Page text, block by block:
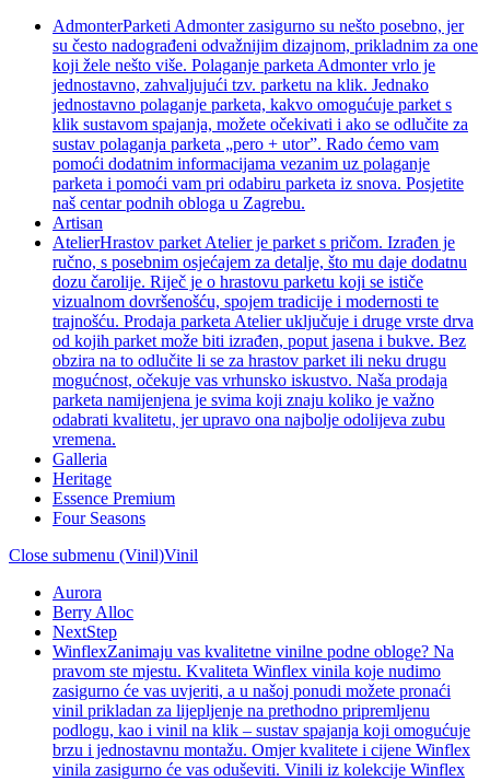
AdmonterParketi Admonter zasigurno su nešto posebno, jer
su često nadograđeni odvažnijim dizajnom, prikladnim za one
koji žele nešto više. Polaganje parketa Admonter vrlo je
jednostavno, zahvaljujući tzv. parketu na klik. Jednako
jednostavno polaganje parketa, kakvo omogućuje parket s
klik sustavom spajanja, možete očekivati i ako se odlučite za
sustav polaganja parketa „pero + utor”. Rado ćemo vam
pomoći dodatnim informacijama vezanim uz polaganje
parketa i pomoći vam pri odabiru parketa iz snova. Posjetite
naš centar podnih obloga u Zagrebu.
Artisan
AtelierHrastov parket Atelier je parket s pričom. Izrađen je
ručno, s posebnim osjećajem za detalje, što mu daje dodatnu
dozu čarolije. Riječ je o hrastovu parketu koji se ističe
vizualnom dovršenošću, spojem tradicije i modernosti te
trajnošću. Prodaja parketa Atelier uključuje i druge vrste drva
od kojih parket može biti izrađen, poput jasena i bukve. Bez
obzira na to odlučite li se za hrastov parket ili neku drugu
mogućnost, očekuje vas vrhunsko iskustvo. Naša prodaja
parketa namijenjena je svima koji znaju koliko je važno
odabrati kvalitetu, jer upravo ona najbolje odolijeva zubu
vremena.
Galleria
Heritage
Essence Premium
Four Seasons
Close submenu (Vinil)Vinil
Aurora
Berry Alloc
NextStep
WinflexZanimaju vas kvalitetne vinilne podne obloge? Na
pravom ste mjestu. Kvaliteta Winflex vinila koje nudimo
zasigurno će vas uvjeriti, a u našoj ponudi možete pronaći
vinil prikladan za lijepljenje na prethodno pripremljenu
podlogu, kao i vinil na klik – sustav spajanja koji omogućuje
brzu i jednostavnu montažu. Omjer kvalitete i cijene Winflex
vinila zasigurno će vas oduševiti. Vinili iz kolekcije Winflex